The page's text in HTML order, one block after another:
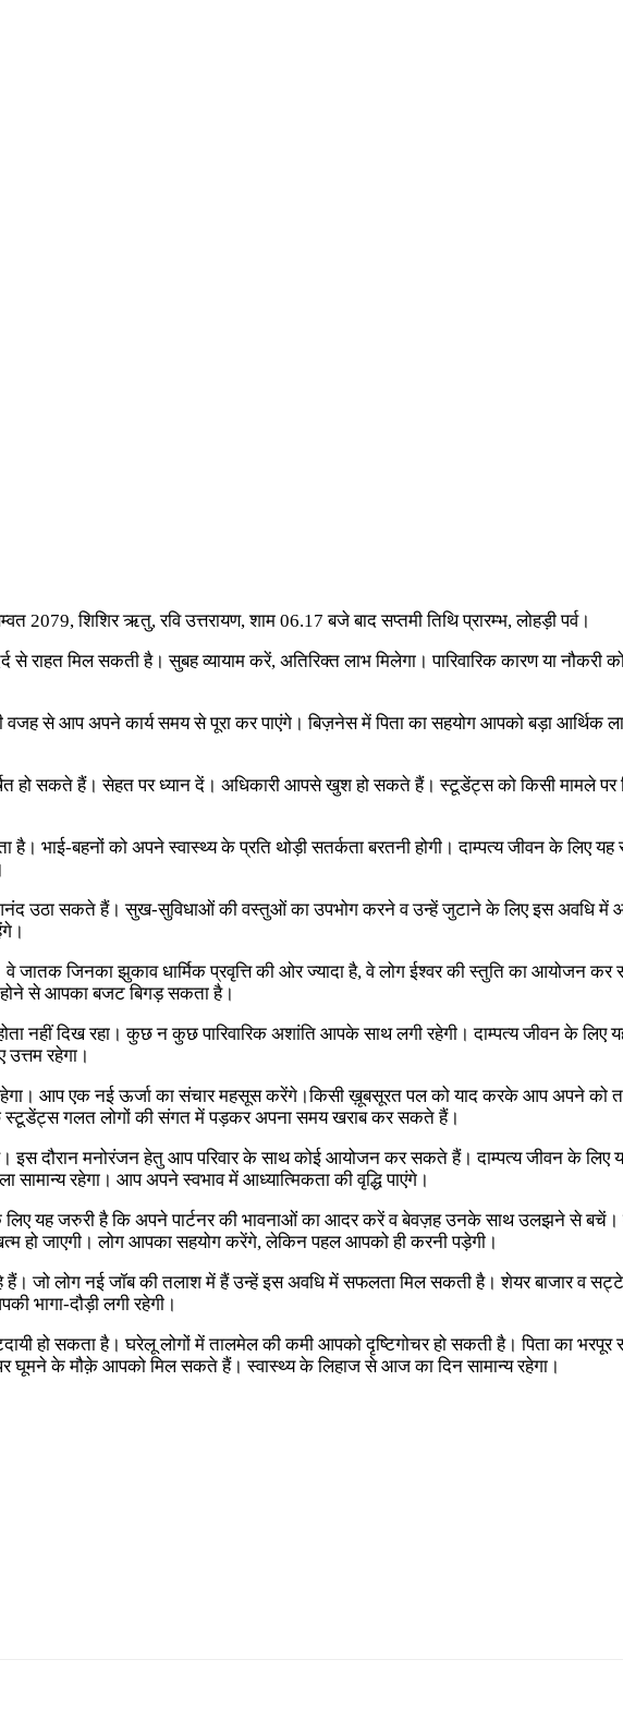
2079, शिशिर ऋतु, रवि उत्तरायण, शाम 06.17 बजे बाद सप्तमी तिथि प्रारम्भ, लोहड़ी पर्व।
से राहत मिल सकती है। सुबह व्यायाम करें, अतिरिक्त लाभ मिलेगा। पारिवारिक कारण या
से आप अपने कार्य समय से पूरा कर पाएंगे। बिज़नेस में पिता का सहयोग आपको बड़ा आर्थिक
हो सकते हैं। सेहत पर ध्यान दें। अधिकारी आपसे खुश हो सकते हैं। स्टूडेंट्स को किसी मामले पर
बहनों को अपने स्वास्थ्य के प्रति थोड़ी सतर्कता बरतनी होगी। दाम्पत्य जीवन के लिए यह
उठा सकते हैं। सुख-सुविधाओं की वस्तुओं का उपभोग करने व उन्हें जुटाने के लिए इस अवधि में
वे जातक जिनका झुकाव धार्मिक प्रवृत्ति की ओर ज्यादा है, वे लोग ईश्वर की स्तुति का
से आपका बजट बिगड़ सकता है।
नहीं दिख रहा। कुछ न कुछ पारिवारिक अशांति आपके साथ लगी रहेगी। दाम्पत्य जीवन के
रहेगा।
आप एक नई ऊर्जा का संचार महसूस करेंगे।किसी ख़ूबसूरत पल को याद करके आप अपने
स्टूडेंट्स गलत लोगों की संगत में पड़कर अपना समय खराब कर सकते हैं।
इस दौरान मनोरंजन हेतु आप परिवार के साथ कोई आयोजन कर सकते हैं। दाम्पत्य जीवन के लिए
रहेगा। आप अपने स्वभाव में आध्यात्मिकता की वृद्धि पाएंगे।
यह जरुरी है कि अपने पार्टनर की भावनाओं का आदर करें व बेवज़ह उनके साथ उलझने से बचें।
हो जाएगी। लोग आपका सहयोग करेंगे, लेकिन पहल आपको ही करनी पड़ेगी।
जो लोग नई जॉब की तलाश में हैं उन्हें इस अवधि में सफलता मिल सकती है। शेयर बाजार व
भागा-दौड़ी लगी रहेगी।
हो सकता है। घरेलू लोगों में तालमेल की कमी आपको दृष्टिगोचर हो सकती है। पिता का
के मौक़े आपको मिल सकते हैं। स्वास्थ्य के लिहाज से आज का दिन सामान्य रहेगा।